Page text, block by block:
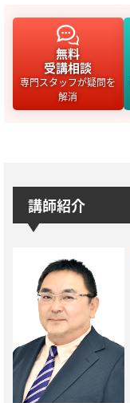
無料
受講相談
専門スタッフが疑問を
解消
講師紹介